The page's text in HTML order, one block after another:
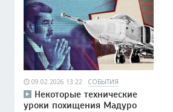
09.02.2026 13:22 СОБЫТИЯ
Некоторые технические
уроки похищения Мадуро